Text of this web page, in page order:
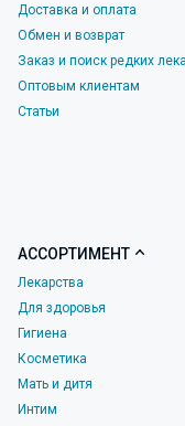
Доставка и оплата
Обмен и возврат
Заказ и поиск редких
Оптовым клиентам
Статьи
АССОРТИМЕНТ
Лекарства
Для здоровья
Гигиена
Косметика
Мать и дитя
Интим